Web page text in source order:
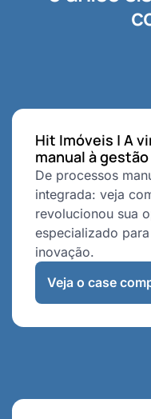
Hit Imóveis | A
manual à
De processos
integrada: veja
revolucionou sua
especializado
inovação.
Veja o case